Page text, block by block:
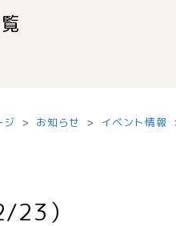
ジ お知らせ イベント情報
23）